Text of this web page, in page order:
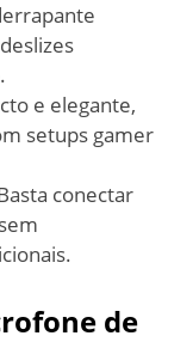
e elegante,
setups gamer
conectar
de